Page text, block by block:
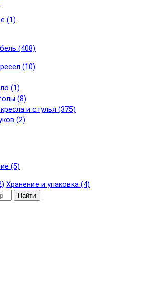
(1)
(408)
(10)
(1)
(8)
и стулья (375)
(2)
(5)
Хранение и упаковка (4)
Найти